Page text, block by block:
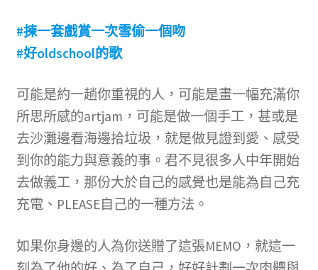
#揀一套戲賞一次雪偷一個吻
#好oldschool的歌
可能是約一趟你重視的人，可能是畫一幅充滿你
所思所感的artjam，可能是做一個手工，甚或是
去沙灘邊看海邊拾垃圾，就是做見證到愛、感受
到你的能力與意義的事。君不見很多人中年開始
去做義工，那份大於自己的感覺也是能為自己充
充電、PLEASE自己的一種方法。
如果你身邊的人為你送贈了這張MEMO，就這一